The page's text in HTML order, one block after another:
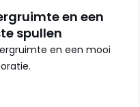
en een
spullen
en een mooi